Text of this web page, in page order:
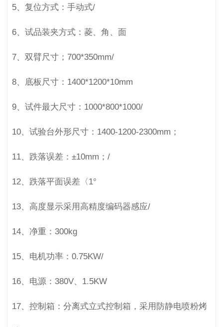
5、复位方式：手动式/
6、试品装夹方式：菱、角、面
7、双臂尺寸；700*350mm/
8、底板尺寸：1400*1200*10mm
9、试件最大尺寸：1000*800*1000/
10、试验台外形尺寸：1400-1200-2300mm；
11、跌落误差：±10mm；/
12、跌落平面误差〈1°
13、高度显示采用高精度编码器感应/
14、净重：300kg
15、电机功率：0.75KW/
16、电源：380V、1.5KW
17、控制箱：分离式立式控制箱，采用防静电喷粉烤